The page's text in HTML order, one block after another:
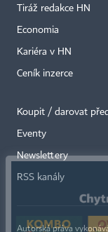
Tiráž redakce HN
Economia
Kariéra v HN
Ceník inzerce
Koupit / darovat
Eventy
Newslettery
RSS kanály
Autorská práva